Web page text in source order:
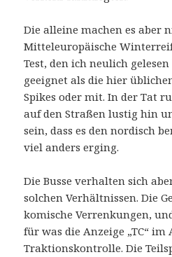
Die alleine machen es aber
Mitteleuropäische
Test, den ich neulich
geeignet als die hier
Spikes oder mit. In der Tat
auf den Straßen lustig hin
sein, dass es den nordisch
viel anders erging.
Die Busse verhalten sich
solchen Verhältnissen. Die
komische Verrenkungen,
für was die Anzeige „TC“
Traktionskontrolle. Die